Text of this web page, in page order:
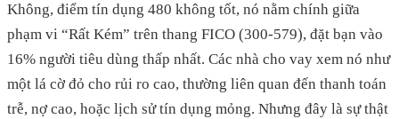
Không, điểm tín dụng 480 không tốt, nó nằm chính giữa
phạm vi “Rất Kém” trên thang FICO (300-579), đặt bạn vào
16% người tiêu dùng thấp nhất. Các nhà cho vay xem nó như
một lá cờ đỏ cho rủi ro cao, thường liên quan đến thanh toán
trễ, nợ cao, hoặc lịch sử tín dụng mỏng. Nhưng đây là sự thật